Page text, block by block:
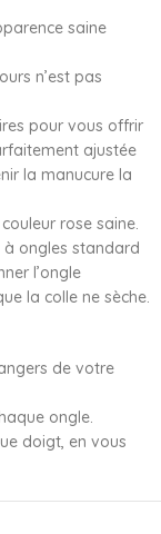
saine
n’est pas
pour vous offrir
ajustée
la manucure la
rose saine.
à ongles standard
l’ongle
la colle ne sèche.
de votre
ongle.
doigt, en vous